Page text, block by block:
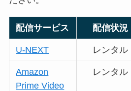
配信サービス 配信状況
U-NEXT レンタル
Amazon
Prime Video
レンタル